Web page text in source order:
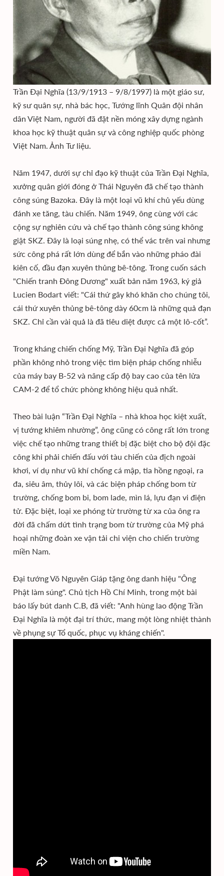
Trần Đại Nghĩa (13/9/1913 – 9/8/1997) là một giáo sư,
kỹ sư quân sự, nhà bác học, Tướng lĩnh Quân đội nhân
dân Việt Nam, người đã đặt nền móng xây dựng ngành
khoa học kỹ thuật quân sự và công nghiệp quốc phòng
Việt Nam. Ảnh Tư liệu.
Năm 1947, dưới sự chỉ đạo kỹ thuật của Trần Đại Nghĩa,
xưởng quân giới đóng ở Thái Nguyên đã chế tạo thành
công súng Bazoka. Đây là một loại vũ khí chủ yếu dùng
đánh xe tăng, tàu chiến. Năm 1949, ông cùng với các
cộng sự nghiên cứu và chế tạo thành công súng không
giật SKZ. Đây là loại súng nhẹ, có thể vác trên vai nhưng
sức công phá rất lớn dùng để bắn vào những pháo đài
kiên cố, đầu đạn xuyên thủng bê-tông. Trong cuốn sách
"Chiến tranh Đông Dương" xuất bản năm 1963, ký giả
Lucien Bodart viết: "Cái thứ gây khó khăn cho chúng tôi,
cái thứ xuyên thủng bê-tông dày 60cm là những quả đạn
SKZ. Chỉ cần vài quả là đã tiêu diệt được cả một lô-cốt”.
Trong kháng chiến chống Mỹ, Trần Đại Nghĩa đã góp
phần không nhỏ trong việc tìm biện pháp chống nhiễu
của máy bay B-52 và nâng cấp độ bay cao của tên lửa
CAM-2 để tổ chức phòng không hiệu quả nhất.
Theo bài luận “Trần Đại Nghĩa – nhà khoa học kiệt xuất,
vị tướng khiêm nhường”, ông cũng có công rất lớn trong
việc chế tạo những trang thiết bị đặc biệt cho bộ đội đặc
công khi phải chiến đấu với tàu chiến của địch ngoài
khơi, ví dụ như vũ khí chống cá mập, tia hồng ngoại, ra
đa, siêu âm, thủy lôi, và các biện pháp chống bom từ
trường, chống bom bi, bom lade, mìn lá, lựu đạn vi điện
tử. Đặc biệt, loại xe phóng từ trường từ xa của ông ra
đời đã chấm dứt tình trạng bom từ trường của Mỹ phá
hoại những đoàn xe vận tải chi viện cho chiến trường
miền Nam.
Đại tướng Võ Nguyên Giáp tặng ông danh hiệu "Ông
Phật làm súng". Chủ tịch Hồ Chí Minh, trong một bài
báo lấy bút danh C.B, đã viết: "Anh hùng lao động Trần
Đại Nghĩa là một đại trí thức, mang một lòng nhiệt thành
về phụng sự Tổ quốc, phục vụ kháng chiến".